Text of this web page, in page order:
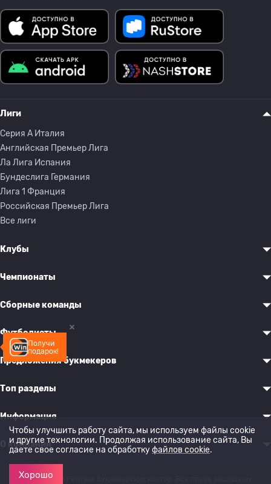
Получи
подарок!
Лиги
Серия A Италия
Английская Премьер Лига
Ла Лига Испания
Бундеслига Германия
Лига 1 Франция
Российская Премьер Лига
Все лиги
Клубы
Чемпионаты
Сборные команды
Футболисты
Предложения букмекеров
Топ разделы
Информация
О компании
© 2022-2026 Рейтинг букмекерских контор. Все права защищены.
Чтобы улучшить работу сайта, мы используем файлы cookie
и другие технологии. Продолжая использование сайта, Вы
даете свое согласие на обработкуфайлов cookie.
Хорошо